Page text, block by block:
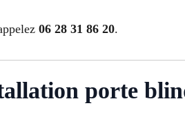
06 28 31 86 20.
porte